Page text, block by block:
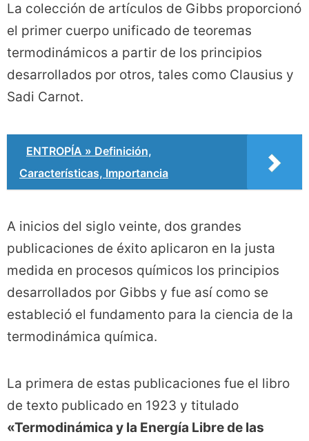
La colección de artículos de Gibbs proporcionó
el primer cuerpo unificado de teoremas
termodinámicos a partir de los principios
desarrollados por otros, tales como Clausius y
Sadi Carnot.
ENTROPÍA » Definición,
Características, Importancia
A inicios del siglo veinte, dos grandes
publicaciones de éxito aplicaron en la justa
medida en procesos químicos los principios
desarrollados por Gibbs y fue así como se
estableció el fundamento para la ciencia de la
termodinámica química.
La primera de estas publicaciones fue el libro
de texto publicado en 1923 y titulado
«Termodinámica y la Energía Libre de las